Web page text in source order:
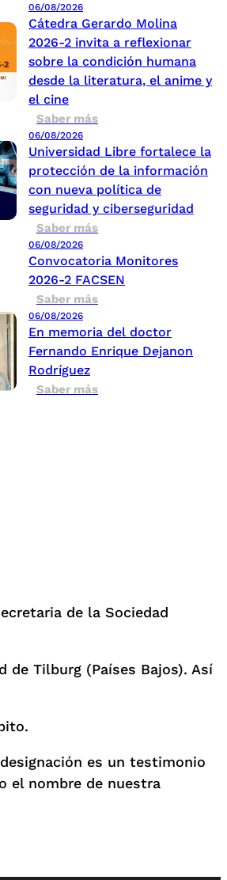
06/08/2026
Cátedra Gerardo Molina
2026-2 invita a reflexionar
sobre la condición humana
desde la literatura, el anime y
el cine
Saber más
06/08/2026
Universidad Libre fortalece la
protección de la información
con nueva política de
seguridad y ciberseguridad
Saber más
06/08/2026
Convocatoria Monitores
2026-2 FACSEN
Saber más
06/08/2026
En memoria del doctor
Fernando Enrique Dejanon
Rodríguez
Saber más
de la Sociedad
de Tilburg (Países Bajos). Así
es un testimonio
el nombre de nuestra